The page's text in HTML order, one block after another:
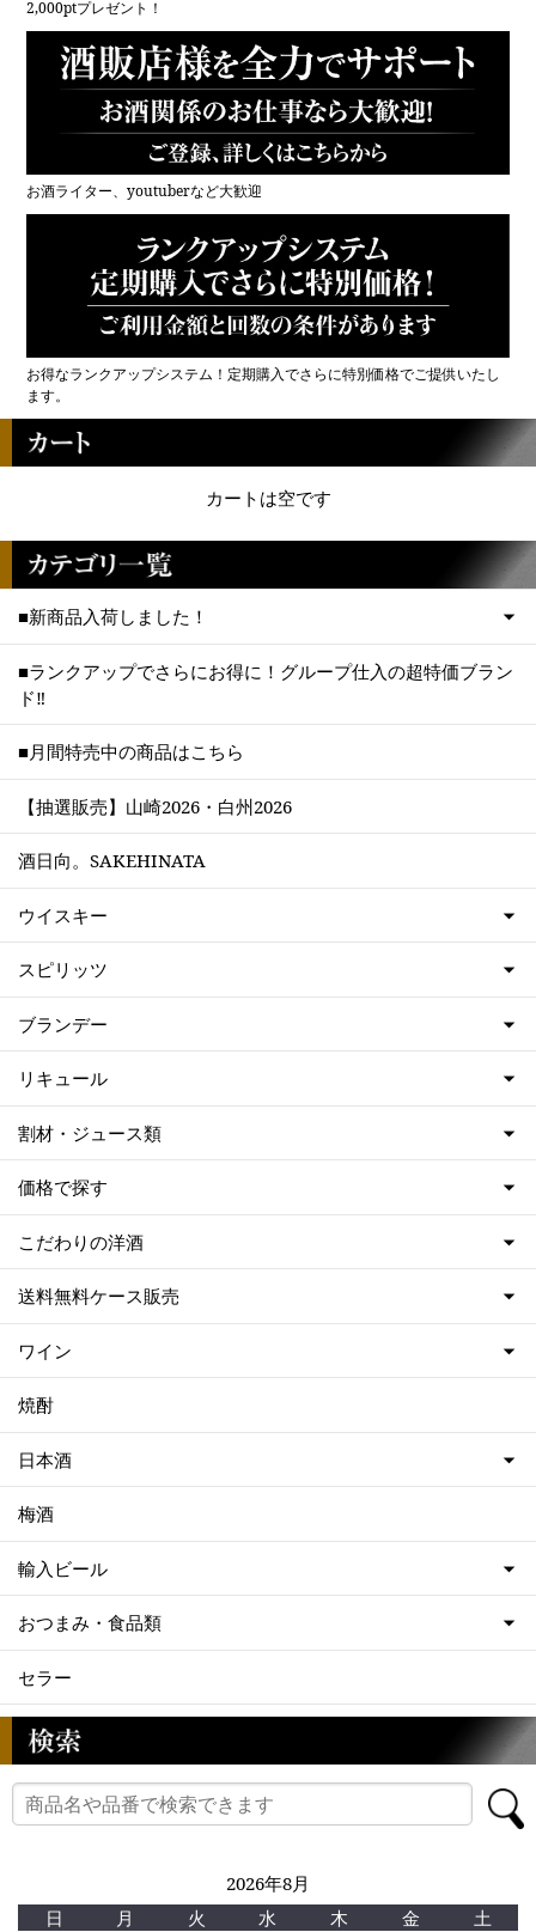
2,000ptプレゼント！
お酒ライター、youtuberなど大歓迎
お得なランクアップシステム！定期購入でさらに特別価格でご提供いたし
ます。
カートは空です
■新商品入荷しました！
■ランクアップでさらにお得に！グループ仕入の超特価ブラン
ド‼
■月間特売中の商品はこちら
【抽選販売】山崎2026・白州2026
酒日向。SAKEHINATA
ウイスキー
スピリッツ
ブランデー
リキュール
割材・ジュース類
価格で探す
こだわりの洋酒
送料無料ケース販売
ワイン
焼酎
日本酒
梅酒
輸入ビール
おつまみ・食品類
セラー
2026年8月
日
月 火 水 木 金
土